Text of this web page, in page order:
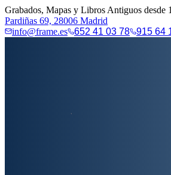
Grabados, Mapas y Libros Antiguos desde
Pardiñas 69, 28006 Madrid
info@frame.es
652 41 03 78 915 64